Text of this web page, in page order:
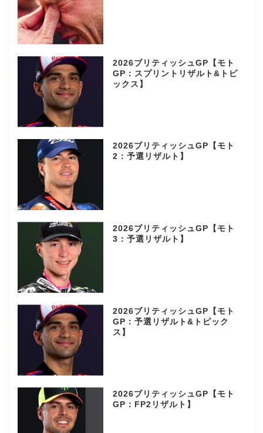
2026ブリティッシュGP【モト
GP：スプリントリザルト&トピ
ックス】
2026ブリティッシュGP【モト
2：予選リザルト】
2026ブリティッシュGP【モト
3：予選リザルト】
2026ブリティッシュGP【モト
GP：予選リザルト&トピック
ス】
2026ブリティッシュGP【モト
GP：FP2リザルト】